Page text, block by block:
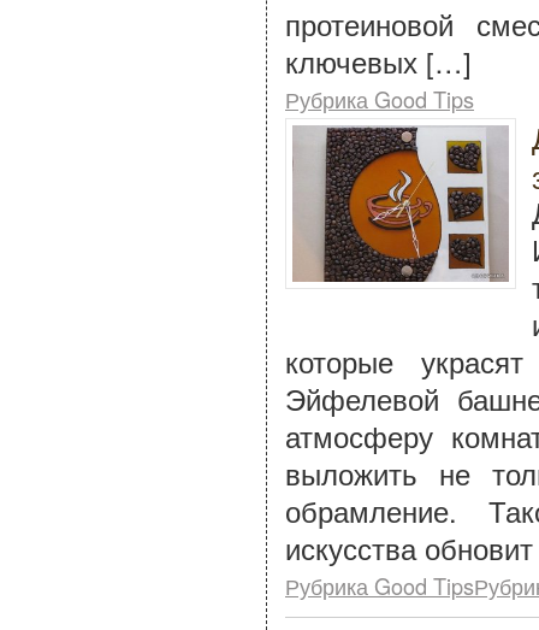
протеиновой
ключевых […]
Рубрика Good Tips
которые
Эйфелевой
атмосферу
выложить не
обрамление.
искусства
Рубрика Good